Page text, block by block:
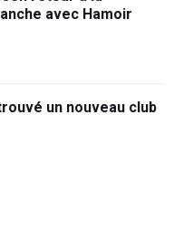
avec Hamoir
un nouveau club